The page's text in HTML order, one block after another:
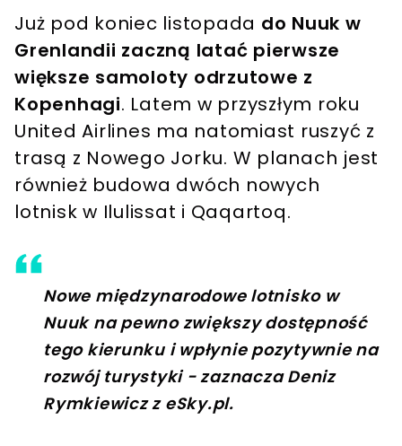
Już pod koniec listopada do Nuuk w
Grenlandii zaczną latać pierwsze
większe samoloty odrzutowe z
Kopenhagi. Latem w przyszłym roku
United Airlines ma natomiast ruszyć z
trasą z Nowego Jorku. W planach jest
również budowa dwóch nowych
lotnisk w Ilulissat i Qaqartoq.
Nowe międzynarodowe lotnisko w
Nuuk na pewno zwiększy dostępność
tego kierunku i wpłynie pozytywnie na
rozwój turystyki - zaznacza Deniz
Rymkiewicz z eSky.pl.